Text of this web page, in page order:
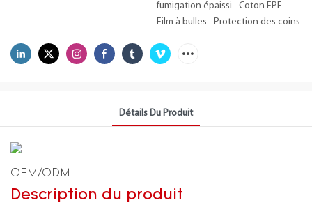
fumigation épaissi - Coton EPE -
Film à bulles - Protection des coins
Détails Du Produit
OEM/ODM
Description du produit